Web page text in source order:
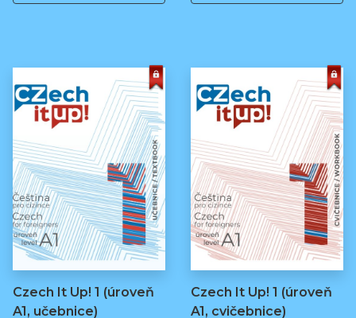
Czech It Up! 1 (úroveň
A1, učebnice)
Czech It Up! 1 (úroveň
A1, cvičebnice)